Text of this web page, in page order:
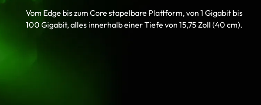
Vom Edge bis zum Core stapelbare Plattform, von 1 Gigabit bis
100 Gigabit, alles innerhalb einer Tiefe von 15,75 Zoll (40 cm).